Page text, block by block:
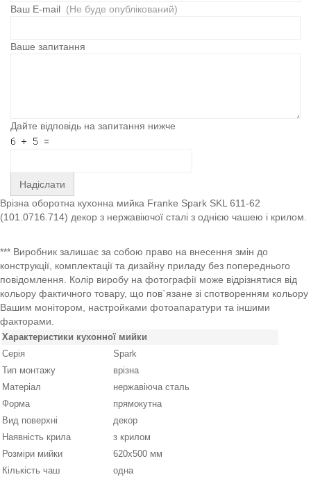
Ваш E-mail (Не буде опублікований)
Ваше запитання
Дайте відповідь на запитання нижче
Надіслати
Врізна оборотна кухонна мийка Franke Spark SKL 611-62
(101.0716.714) декор з нержавіючої сталі з однією чашею і крилом.
*** Виробник залишає за собою право на внесення змін до
конструкції, комплектації та дизайну приладу без попереднього
повідомлення. Колір виробу на фотографії може відрізнятися від
кольору фактичного товару, що пов`язане зі спотворенням кольору
Вашим монітором, настройками фотоапаратури та іншими
факторами.
Характеристики кухонної мийки
Серія
Spark
Тип монтажу
врізна
Матеріал
нержавіюча сталь
Форма
прямокутна
Вид поверхні
декор
Наявність крила
з крилом
Розміри мийки
620х500 мм
Кількість чаш
одна